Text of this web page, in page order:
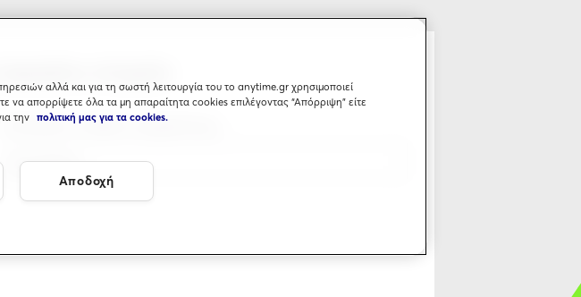
Επιλέξτε κλάδο ασφάλισης
αλλά και για τη σωστή λειτουργία του το anytime.gr χρησιμοποιεί
να απορρίψετε όλα τα μη απαραίτητα cookies επιλέγοντας “Απόρριψη” είτε
την πολιτική μας για τα cookies.
Αποδοχή